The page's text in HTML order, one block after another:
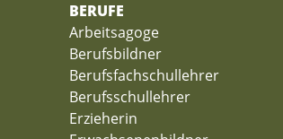
BERUFE
Arbeitsagoge
Berufsbildner
Berufsfachschullehrer
Berufsschullehrer
Erzieherin